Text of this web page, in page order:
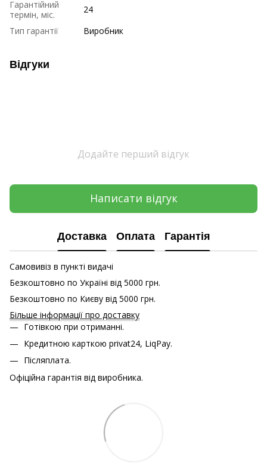
Гарантійний
термін, міс.
24
Тип гарантії
Виробник
Відгуки
Додайте перший відгук
Написати відгук
Доставка Оплата Гарантія
Самовивіз в пункті видачі
Безкоштовно по Україні від 5000 грн.
Безкоштовно по Києву від 5000 грн.
Більше інформації про доставку
Готівкою при отриманні.
Кредитною карткою privat24, LiqPay.
Післяплата.
Офіційна гарантія від виробника.